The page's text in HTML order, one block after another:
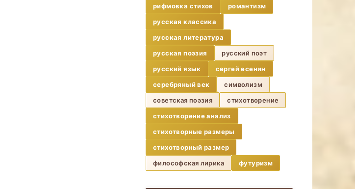
рифмовка стихов
романтизм
русская классика
русская литература
русская поэзия
русский поэт
русский язык
сергей есенин
серебряный век
символизм
советская поэзия
стихотворение
стихотворение анализ
стихотворные размеры
стихотворный размер
философская лирика
футуризм